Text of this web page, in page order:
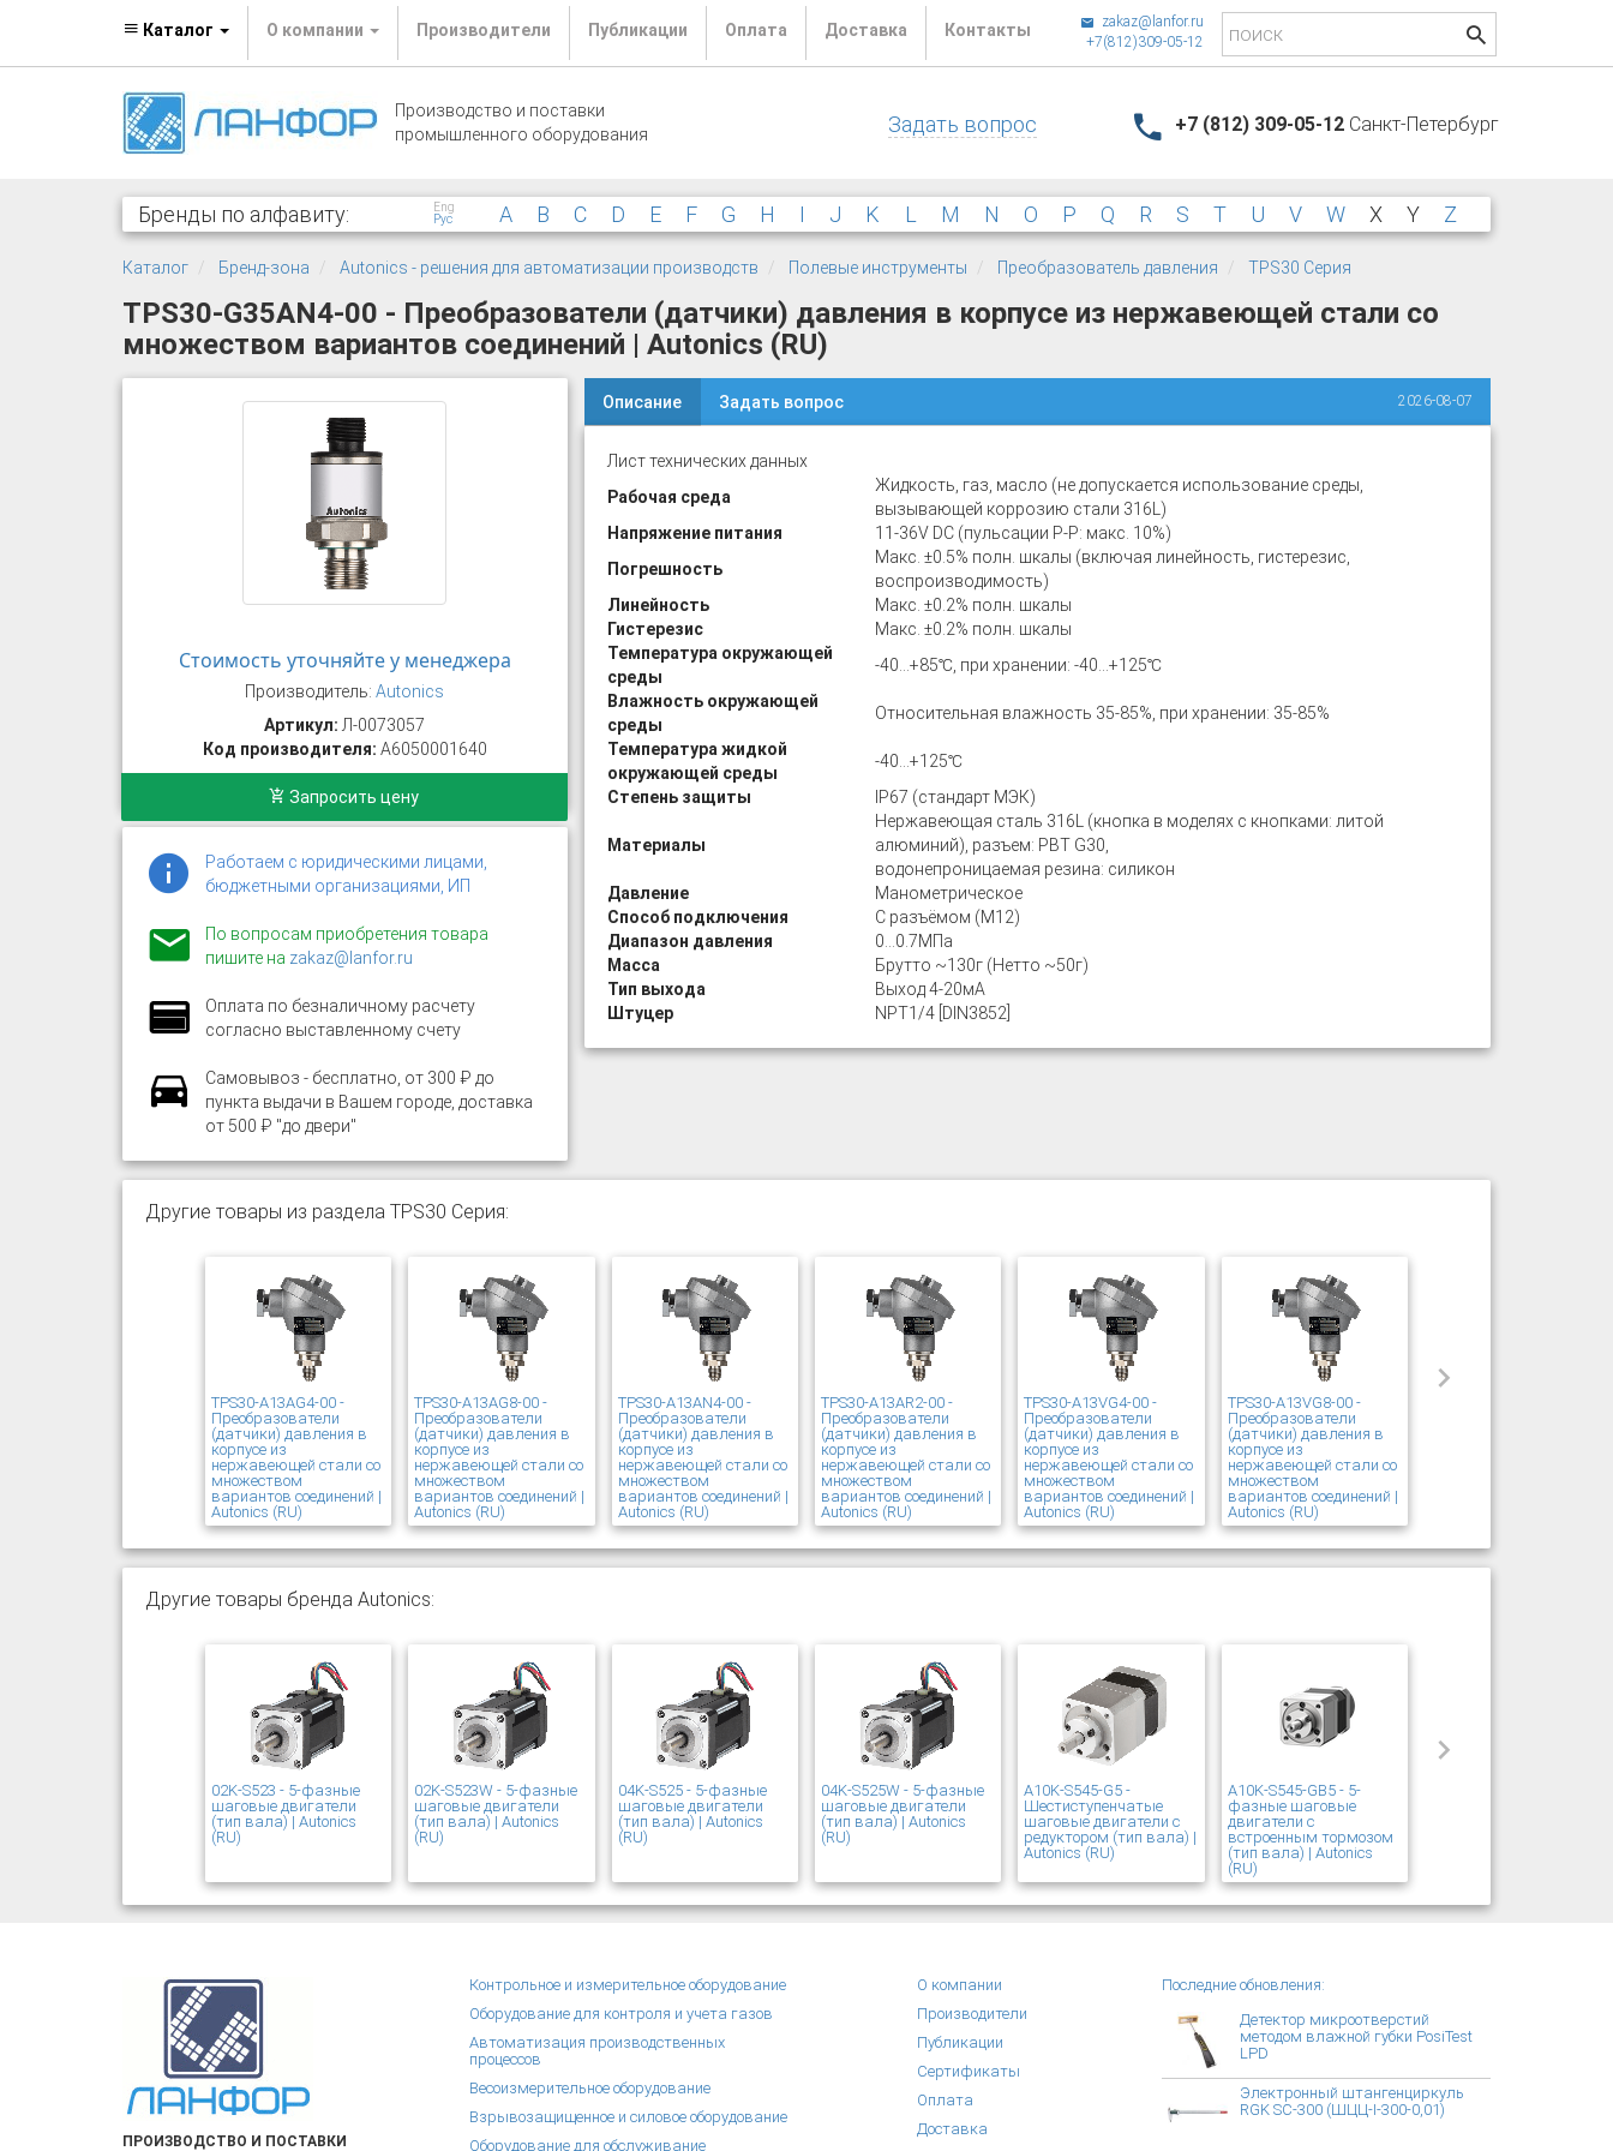
Каталог О компании Производители Публикации Оплата Доставка Контакты
zakaz@lanfor.ru
+7(812)309-05-12
Производство и поставки
промышленного оборудования
Задать вопрос +7 (812) 309-05-12 Санкт-Петербург
Бренды по алфавиту:
Eng
Рус
A B C D E F G H I J K L M N O P Q R S T U VW X Y Z
Каталог Бренд-зона Autonics - решения для автоматизации производств Полевые инструменты Преобразователь давления TPS30 Серия
TPS30-G35AN4-00 - Преобразователи (датчики) давления в корпусе из нержавеющей стали со
множеством вариантов соединений | Autonics (RU)
Стоимость уточняйте у менеджера
Производитель:Autonics
Артикул: Л-0073057
Код производителя: A6050001640
Запросить цену
Работаем с юридическими лицами,
бюджетными организациями, ИП
По вопросам приобретения товара
пишите на zakaz@lanfor.ru
Оплата по безналичному расчету
согласно выставленному счету
Самовывоз - бесплатно, от 300 ₽ до
пункта выдачи в Вашем городе, доставка
от 500 ₽ "до двери"
Описание Задать вопрос 2026-08-07
Лист технических данных
Рабочая среда
Жидкость, газ, масло (не допускается использование среды,
вызывающей коррозию стали 316L)
Напряжение питания
11-36V DC (пульсации P-P: макс. 10%)
Погрешность
Макс. ±0.5% полн. шкалы (включая линейность, гистерезис,
воспроизводимость)
Линейность
Макс. ±0.2% полн. шкалы
Гистерезис
Макс. ±0.2% полн. шкалы
Температура окружающей
среды
-40…+85℃, при хранении: -40…+125℃
Влажность окружающей
среды
Относительная влажность 35-85%, при хранении: 35-85%
Температура жидкой
окружающей среды
-40…+125℃
Степень защиты
IP67 (стандарт МЭК)
Материалы
Нержавеющая сталь 316L (кнопка в моделях с кнопками: литой
алюминий), разъем: PBT G30,
водонепроницаемая резина: силикон
Давление
Манометрическое
Способ подключения
С разъёмом (М12)
Диапазон давления
0…0.7МПа
Масса
Брутто ~130г (Нетто ~50г)
Тип выхода
Выход 4-20мА
Штуцер
NPT1/4 [DIN3852]
Другие товары из раздела TPS30 Серия:
TPS30-A13AG4-00 -
Преобразователи
(датчики) давления в
корпусе из
нержавеющей стали со
множеством
вариантов соединений |
Autonics (RU)
TPS30-A13AG8-00 -
Преобразователи
(датчики) давления в
корпусе из
нержавеющей стали со
множеством
вариантов соединений |
Autonics (RU)
TPS30-A13AN4-00 -
Преобразователи
(датчики) давления в
корпусе из
нержавеющей стали со
множеством
вариантов соединений |
Autonics (RU)
TPS30-A13AR2-00 -
Преобразователи
(датчики) давления в
корпусе из
нержавеющей стали со
множеством
вариантов соединений |
Autonics (RU)
TPS30-A13VG4-00 -
Преобразователи
(датчики) давления в
корпусе из
нержавеющей стали со
множеством
вариантов соединений |
Autonics (RU)
TPS30-A13VG8-00 -
Преобразователи
(датчики) давления в
корпусе из
нержавеющей стали со
множеством
вариантов соединений |
Autonics (RU)
Другие товары бренда Autonics:
02K-S523 - 5-фазные
шаговые двигатели
(тип вала) | Autonics
(RU)
02K-S523W - 5-фазные
шаговые двигатели
(тип вала) | Autonics
(RU)
04K-S525 - 5-фазные
шаговые двигатели
(тип вала) | Autonics
(RU)
04K-S525W - 5-фазные
шаговые двигатели
(тип вала) | Autonics
(RU)
A10K-S545-G5 -
Шестиступенчатые
шаговые двигатели с
редуктором (тип вала) |
Autonics (RU)
A10K-S545-GB5 - 5-
фазные шаговые
двигатели с
встроенным тормозом
(тип вала) | Autonics
(RU)
ПРОИЗВОДСТВО И ПОСТАВКИ
Контрольное и измерительное оборудование
Оборудование для контроля и учета газов
Автоматизация производственных
процессов
Весоизмерительное оборудование
Взрывозащищенное и силовое оборудование
Оборудование для обслуживание
О компании
Производители
Публикации
Сертификаты
Оплата
Доставка
Последние обновления:
Детектор микроотверстий
методом влажной губки PosiTest
LPD
Электронный штангенциркуль
RGK SC-300 (ШЦЦ-I-300-0,01)